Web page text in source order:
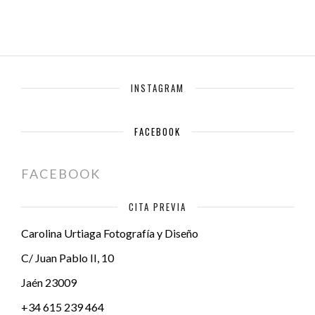
INSTAGRAM
FACEBOOK
FACEBOOK
CITA PREVIA
Carolina Urtiaga Fotografía y Diseño
C/ Juan Pablo II, 10
Jaén 23009
+34 615 239 464